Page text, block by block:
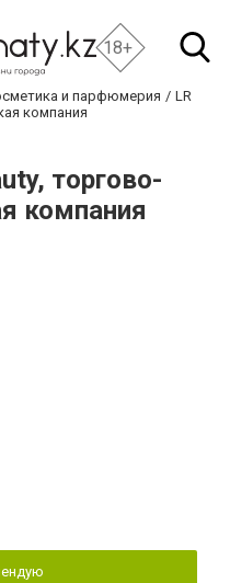
18+
и парфюмерия
LR
компания
торгово-
компания